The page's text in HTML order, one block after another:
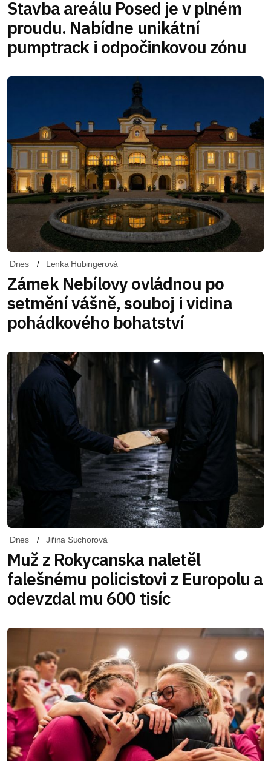
Stavba areálu Posed je v plném
proudu. Nabídne unikátní
pumptrack i odpočinkovou zónu
Dnes Lenka Hubingerová
Zámek Nebílovy ovládnou po
setmění vášně, souboj i vidina
pohádkového bohatství
Dnes Jiřina Suchorová
Muž z Rokycanska naletěl
falešnému policistovi z Europolu a
odevzdal mu 600 tisíc